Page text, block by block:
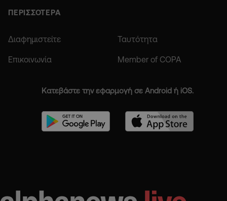
ΠΕΡΙΣΣΟΤΕΡΑ
Διαφημιστείτε Ταυτότητα
Επικοινωνία Member of COPA
Κατεβάστε την εφαρμογή σε Android ή iOS.